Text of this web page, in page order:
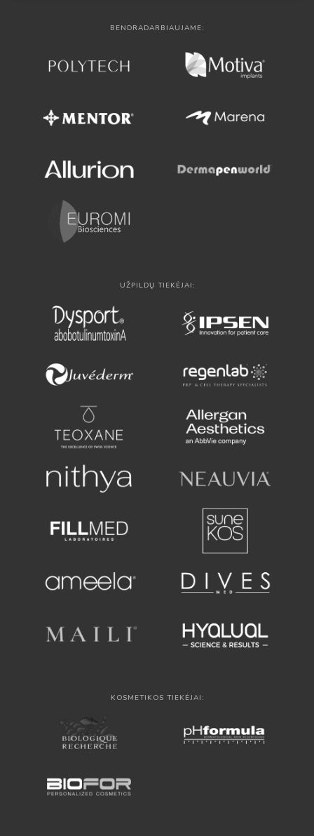
BENDRADARBIAUJAME:
UŽPILDŲ TIEKĖJAI:
KOSMETIKOS TIEKĖJAI: